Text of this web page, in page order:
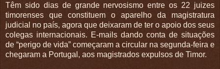
Têm sido dias de grande nervosismo entre os 22 juizes
timorenses que constituem o aparelho da magistratura
judicial no país, agora que deixaram de ter o apoio dos seus
colegas internacionais. E-mails dando conta de situações
de “perigo de vida” começaram a circular na segunda-feira e
chegaram a Portugal, aos magistrados expulsos de Timor.